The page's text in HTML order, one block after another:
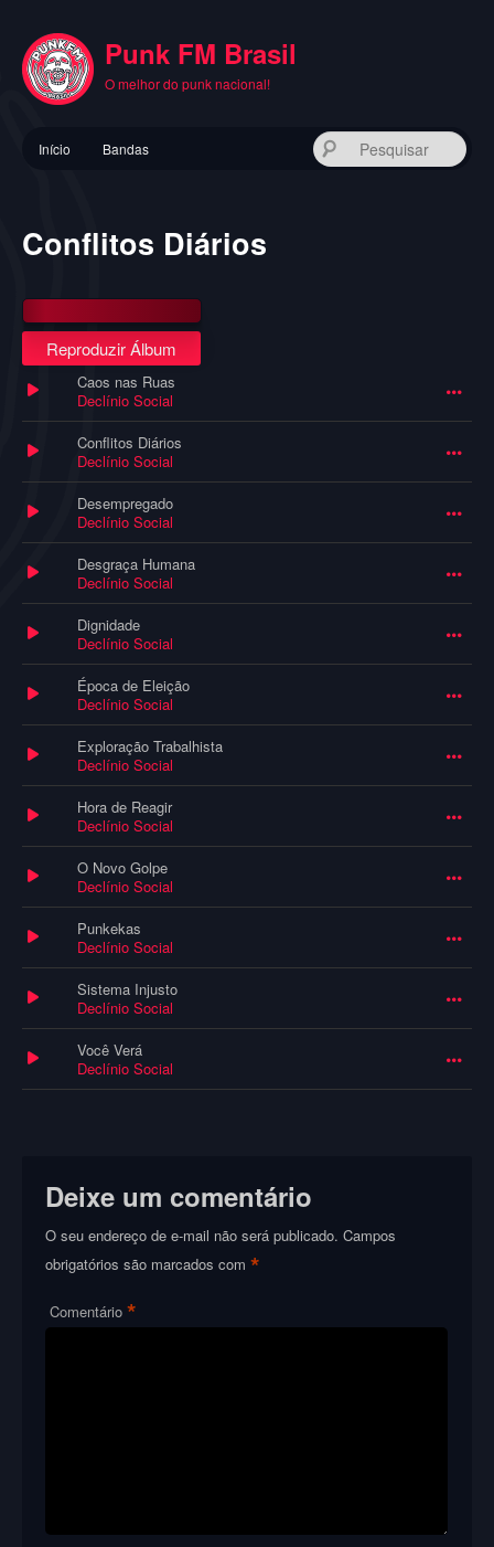
conteúdo
principal
Punk FM Brasil
O melhor do punk nacional!
principal
Início Bandas
Conflitos Diários
Reproduzir Álbum
Caos nas Ruas
Declínio Social
Conflitos Diários
Declínio Social
Desempregado
Declínio Social
Desgraça Humana
Declínio Social
Dignidade
Declínio Social
Época de Eleição
Declínio Social
Exploração Trabalhista
Declínio Social
Hora de Reagir
Declínio Social
O Novo Golpe
Declínio Social
Punkekas
Declínio Social
Sistema Injusto
Declínio Social
Você Verá
Declínio Social
Deixe um comentário
O seu endereço de e-mail não será publicado. Campos
obrigatórios são marcados com*
Comentário *